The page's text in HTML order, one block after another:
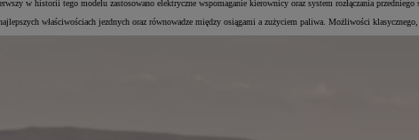
w historii tego modelu zastosowano elektryczne wspomaganie kierownicy oraz system rozłączania
właściwościach jezdnych oraz równowadze między osiągami a zużyciem paliwa. Możliwości